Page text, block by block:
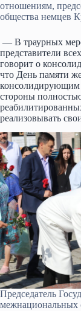
отношениям,
общества немцев
— В траурных
представители
говорит о
что День памяти
консолидирующим
стороны
реализовывать
Председатель